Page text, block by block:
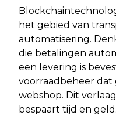
het gebied van
automatisering.
die betalingen
een levering is
voorraadbeheer dat
webshop. Dit
bespaart tijd en geld.